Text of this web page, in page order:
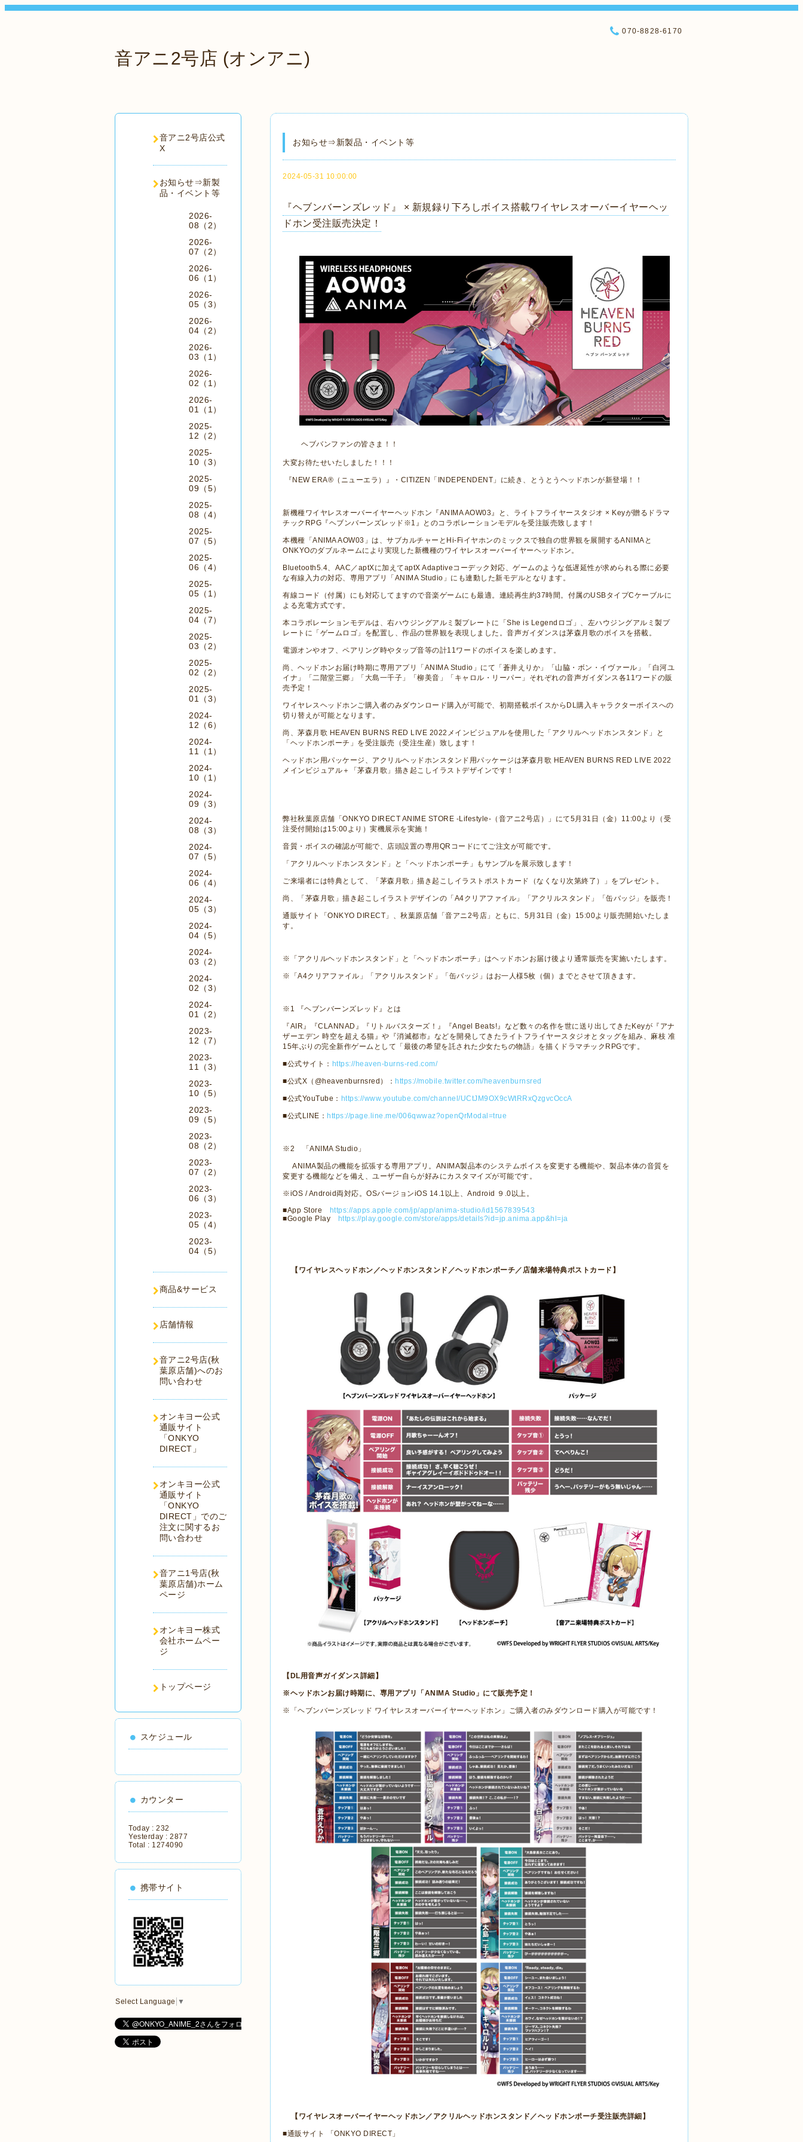
音アニ2号店 (オンアニ)
070-8828-6170
お知らせ⇒新製品・イベント等
2024-05-31 10:00:00
『ヘブンバーンズレッド』 × 新規録り下ろしボイス搭載ワイヤレスオーバーイヤーヘッ
ドホン受注販売決定！
ヘブバンファンの皆さま！！
大変お待たせいたしました！！！
『NEW ERA®（ニューエラ）』・CITIZEN「INDEPENDENT」に続き、とうとうヘッドホンが新登場！！
新機種ワイヤレスオーバーイヤーヘッドホン『ANIMA AOW03』と、ライトフライヤースタジオ × Keyが贈るドラマ
チック RPG 『ヘブンバーンズレッド※1 』とのコラボレーションモデルを受注販売致します！
本機種「ANIMA AOW03 」は、サブカルチャーと Hi-Fi イヤホンのミックスで独自の世界観を展開するANIMA と
ONKYOのダブルネームにより実現した新機種のワイヤレスオーバーイヤーヘッドホン。
Bluetooth5.4、 AAC ／ aptXに加えてaptX Adaptiveコーデック対応、ゲームのような低遅延性が求められる際に必要
な有線入力の対応、専用アプリ「ANIMA Studio 」にも連動した新モデルとなります。
有線コード（付属）にも対応してますので音楽ゲームにも最適。連続再生約37時間。付属のUSBタイプCケーブルに
よる充電方式です。
本コラボレーションモデルは、右ハウジングアルミ製プレートに「She is Legend ロゴ」、左ハウジングアルミ製プ
レートに「ゲームロゴ」を配置し、作品の世界観を表現しました。音声ガイダンスは茅森月歌のボイスを搭載。
電源オンやオフ、ペアリング時やタップ音等の計11ワードのボイスを楽しめます。
尚、ヘッドホンお届け時期に専用アプリ「ANIMA Studio 」にて「蒼井えりか」「山脇・ボン・イヴァール」「白河ユ
イナ」「二階堂三郷」「大島一千子」「柳美音」「キャロル・リーパー」それぞれの音声ガイダンス各11ワードの販
売予定！
ワイヤレスヘッドホンご購入者のみダウンロード購入が可能で、初期搭載ボイスから DL購入キャラクターボイスへの
切り替えが可能となります。
尚、茅森月歌 HEAVEN BURNS RED LIVE 2022 メインビジュアルを使用した「アクリルヘッドホンスタンド」と
「ヘッドホンポーチ」を受注販売（受注生産）致します！
ヘッドホン用パッケージ、アクリルヘッドホンスタンド用パッケージは茅森月歌 HEAVEN BURNS RED LIVE 2022
メインビジュアル＋「茅森月歌」描き起こしイラストデザインです！
弊社秋葉原店舗「ONKYO DIRECT ANIME STORE -Lifestyle- （音アニ2号店）」にて5月 31 日（金） 11:00より（受
注受付開始は15:00より）実機展示を実施！
音質・ボイスの確認が可能で、店頭設置の専用QR コードにてご注文が可能です。
「アクリルヘッドホンスタンド」と「ヘッドホンポーチ」もサンプルを展示致します！
ご来場者には特典として、「茅森月歌」描き起こしイラストポストカード（なくなり次第終了）」をプレゼント。
尚、「茅森月歌」描き起こしイラストデザインの「A4クリアファイル」「アクリルスタンド」「缶バッジ」を販売！
通販サイト「ONKYO DIRECT 」、秋葉原店舗「音アニ2号店」ともに、 5月 31 日（金） 15:00より販売開始いたしま
す。
※「アクリルヘッドホンスタンド」と「ヘッドホンポーチ」はヘッドホンお届け後より通常販売を実施いたします。
※「A4クリアファイル」「アクリルスタンド」「缶バッジ」はお一人様5枚（個）までとさせて頂きます。
※ 1 『ヘブンバーンズレッド』とは
『AIR』『CLANNAD 』『リトルバスターズ！』『Angel Beats!』など数々の名作を世に送り出してきたKeyが『アナ
ザーエデン 時空を超える猫』や『消滅都市』などを開発してきたライトフライヤースタジオとタッグを組み、麻枝 准
15年ぶりの完全新作ゲームとして「最後の希望を託された少女たちの物語」を描くドラマチック RPGです。
■公式サイト： https://heaven-burns-red.com/
■公式X （ @heavenburnsred ）： https://mobile.twitter.com/heavenburnsred
■公式YouTube ： https://www.youtube.com/channel/UCtJM9OX9cWtRRxQzgvcOccA
■公式LINE ： https://page.line.me/006qwwaz?openQrModal=true
※2 「ANIMA Studio 」
ANIMA製品の機能を拡張する専用アプリ。 ANIMA製品本のシステムボイスを変更する機能や、製品本体の音質を
変更する機能などを備え、ユーザー自らが好みにカスタマイズが可能です。
※iOS / Android両対応。 OSバージョンiOS 14.1 以上、 Android ９ .0以上。
■App Store
https://apps.apple.com/jp/app/anima-studio/id1567839543
■Google Play https://play.google.com/store/apps/details?id=jp.anima.app&hl=ja
【ワイヤレスヘッドホン／ヘッドホンスタンド／ヘッドホンポーチ／店舗来場特典ポストカード】
【 DL用音声ガイダンス詳細】
※ヘッドホンお届け時期に、専用アプリ「 ANIMA Studio 」にて販売予定！
※「ヘブンバーンズレッド ワイヤレスオーバーイヤーヘッドホン」ご購入者のみダウンロード購入が可能です！
【ワイヤレスオーバーイヤーヘッドホン／アクリルヘッドホンスタンド／ヘッドホンポーチ受注販売詳細】
■通販サイト 「ONKYO DIRECT 」
音アニ2号店公式
X
お知らせ⇒新製
品・イベント等
2026-
08（2）
2026-
07（2）
2026-
06（1）
2026-
05（3）
2026-
04（2）
2026-
03（1）
2026-
02（1）
2026-
01（1）
2025-
12（2）
2025-
10（3）
2025-
09（5）
2025-
08（4）
2025-
07（5）
2025-
06（4）
2025-
05（1）
2025-
04（7）
2025-
03（2）
2025-
02（2）
2025-
01（3）
2024-
12（6）
2024-
11（1）
2024-
10（1）
2024-
09（3）
2024-
08（3）
2024-
07（5）
2024-
06（4）
2024-
05（3）
2024-
04（5）
2024-
03（2）
2024-
02（3）
2024-
01（2）
2023-
12（7）
2023-
11（3）
2023-
10（5）
2023-
09（5）
2023-
08（2）
2023-
07（2）
2023-
06（3）
2023-
05（4）
2023-
04（5）
商品&サービス
店舗情報
音アニ2号店(秋
葉原店舗)へのお
問い合わせ
オンキヨー公式
通販サイト
「ONKYO
DIRECT」
オンキヨー公式
通販サイト
「ONKYO
DIRECT」でのご
注文に関するお
問い合わせ
音アニ1号店(秋
葉原店舗)ホーム
ページ
オンキヨー株式
会社ホームペー
ジ
トップページ
スケジュール
カウンター
Today : 232
Yesterday : 2877
Total : 1274090
携帯サイト
Select Language ▼